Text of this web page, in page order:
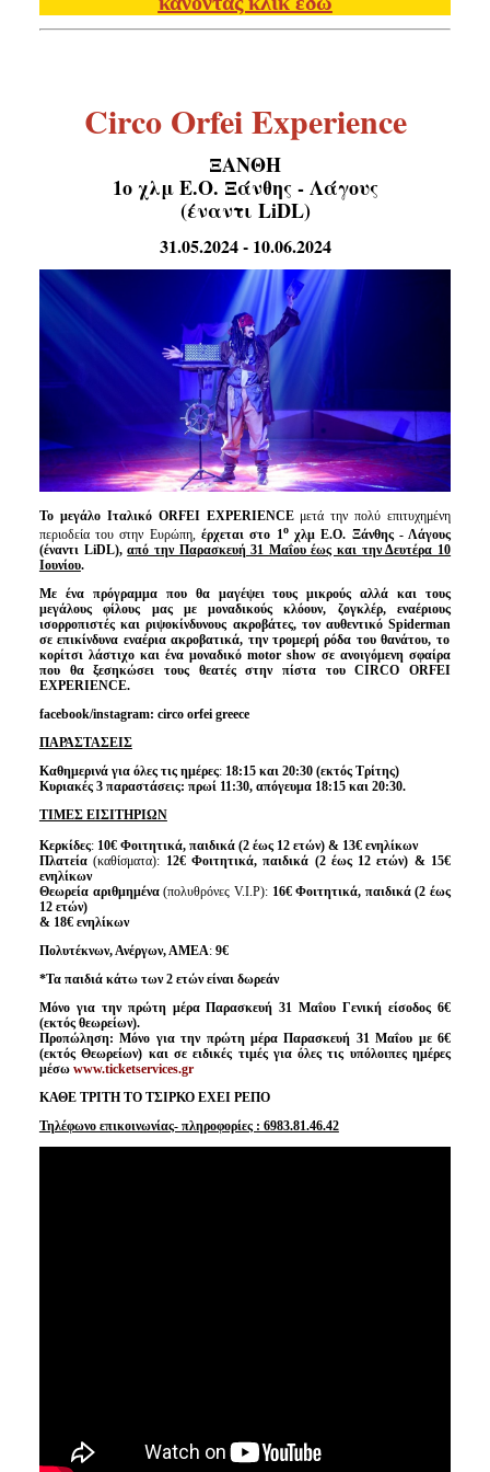
Είσοδος διαχειριστή
Circo OrfeiExperience
ΞΑΝΘΗ
1ο χλμ Ε.Ο. Ξάνθης - Λάγους
(έναντι LiDL)
31.05.2024 - 10.06.2024
Το μεγάλο Ιταλικό ORFEI EXPERIENCE μετά την πολύ επιτυχημένη
περιοδεία του στην Ευρώπη,έρχεται στο 1οχλμ Ε.Ο. Ξάνθης - Λάγους
(έναντι LiDL),από την Παρασκευή 31 Μαΐου έως και την Δευτέρα 10
Ιουνίου.
Με ένα πρόγραμμα που θα μαγέψει τους μικρούς αλλά και τους
μεγάλους φίλους μας με μοναδικούς κλόουν, ζογκλέρ, εναέριους
ισορροπιστές και ριψοκίνδυνους ακροβάτες, τον αυθεντικόSpiderman
σε επικίνδυνα εναέρια ακροβατικά, την τρομερή ρόδα του θανάτου, το
κορίτσι λάστιχο και ένα μοναδικόmotor show σε ανοιγόμενη σφαίρα
που θα ξεσηκώσει τους θεατέςστην πίστα τουCIRCO
ORFEI
EXPERIENCE.
facebook/instagram: circo orfei greece
ΠΑΡΑΣΤΑΣΕΙΣ
Καθημερινά για όλες τις ημέρες: 18:15 και 20:30 (εκτός Τρίτης)
Κυριακές 3 παραστάσεις: πρωί 11:30, απόγευμα 18:15 και 20:30.
ΤΙΜΕΣ ΕΙΣΙΤΗΡΙΩΝ
Κερκίδες: 10€ Φοιτητικά, παιδικά (2 έως 12 ετών) & 13€ ενηλίκων
Πλατεία(καθίσματα): 12€ Φοιτητικά, παιδικά (2 έως 12 ετών) & 15€
ενηλίκων
Θεωρεία αριθμημένα(πολυθρόνες V.I.P): 16€ Φοιτητικά, παιδικά (2 έως
12 ετών)
& 18€ ενηλίκων
Πολυτέκνων, Ανέργων, ΑΜΕΑ: 9€
*Τα παιδιά κάτω των 2 ετών είναι δωρεάν
Μόνο για την πρώτη μέρα Παρασκευή 31 Μαΐου Γενική είσοδος 6€
(εκτός θεωρείων).
Προπώληση: Μόνο για την πρώτη μέρα Παρασκευή 31 Μαΐου με 6€
(εκτός Θεωρείων) και σε ειδικές τιμές για όλες τις υπόλοιπες ημέρες
μέσω www.ticketservices.gr
ΚΑΘΕ ΤΡΙΤΗ ΤΟ ΤΣΙΡΚΟ ΕΧΕΙ ΡΕΠΟ
Τηλέφωνο επικοινωνίας- πληροφορίες : 6983.81.46.42